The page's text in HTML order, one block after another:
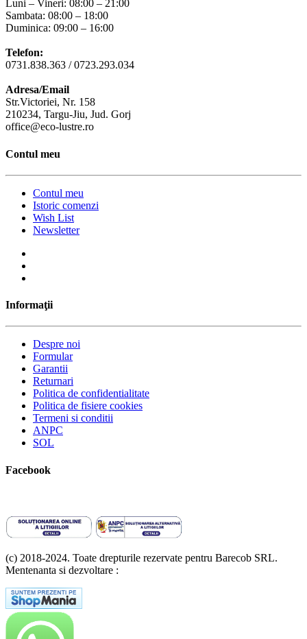
Luni – Vineri: 08:00 – 21:00
Sambata: 08:00 – 18:00
Duminica: 09:00 – 16:00
Telefon:
0731.838.363 / 0723.293.034
Adresa/Email
Str.Victoriei, Nr. 158
210234, Targu-Jiu, Jud. Gorj
office@eco-lustre.ro
Contul meu
Contul meu
Istoric comenzi
Wish List
Newsletter
Informaţii
Despre noi
Formular
Garantii
Returnari
Politica de confidentialitate
Politica de fisiere cookies
Termeni si conditii
ANPC
SOL
Facebook
(c) 2018-2024. Toate drepturile rezervate pentru Barecob SRL.
Mentenanta si dezvoltare :